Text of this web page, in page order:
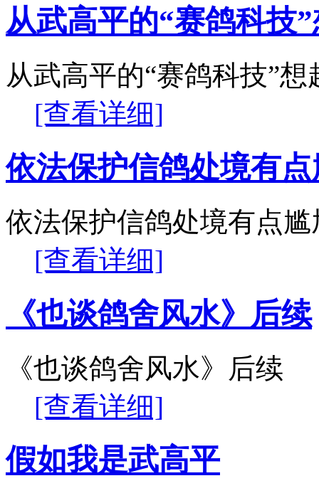
从武高平的“赛鸽科技
从武高平的“赛鸽科技”想
[查看详细]
依法保护信鸽处境有
依法保护信鸽处境有点尴
[查看详细]
《也谈鸽舍风水》后续
《也谈鸽舍风水》后续
[查看详细]
假如我是武高平